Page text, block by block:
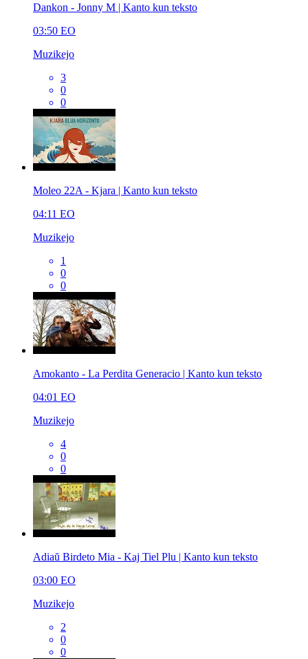
Dankon - Jonny M | Kanto kun teksto
03:50 EO
Muzikejo
3
0
0
Moleo 22A - Kjara | Kanto kun teksto
04:11 EO
Muzikejo
1
0
0
Amokanto - La Perdita Generacio | Kanto kun teksto
04:01 EO
Muzikejo
4
0
0
Adiaŭ Birdeto Mia - Kaj Tiel Plu | Kanto kun teksto
03:00 EO
Muzikejo
2
0
0